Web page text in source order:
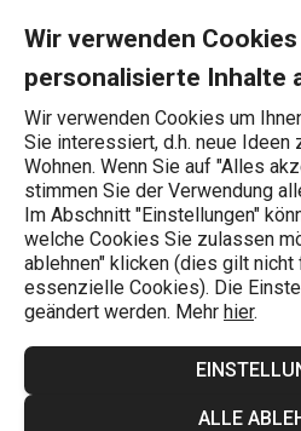
Wir verwenden
personalisierte Inhalte
Wir verwenden Cookies um
Sie interessiert, d.h. neue Ideen
Wohnen. Wenn Sie auf "Alles
stimmen Sie der Verwendung
Im Abschnitt "Einstellungen"
welche Cookies Sie zulassen
ablehnen" klicken (dies gilt nicht
essenzielle Cookies). Die
geändert werden. Mehr hier.
ALLE
Wonach suchen Sie?
Wohnaccessoires
Großer Übertopf
Stones, grau